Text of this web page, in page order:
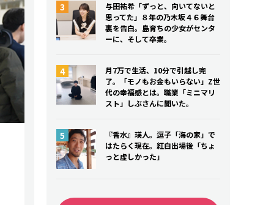
与田祐希「ずっと、向いてないと
思ってた」８年の乃木坂４６舞台
裏を告白。島育ちの少女がセンタ
ーに、そして卒業。
月7万で生活、10分で引越し完
了。「モノもお金もいらない」Z世
代の幸福感とは。職業「ミニマリ
スト」しぶさんに聞いた。
『香水』瑛人。逗子「海の家」で
はたらく現在。紅白出場後「ちょ
っと虚しかった」